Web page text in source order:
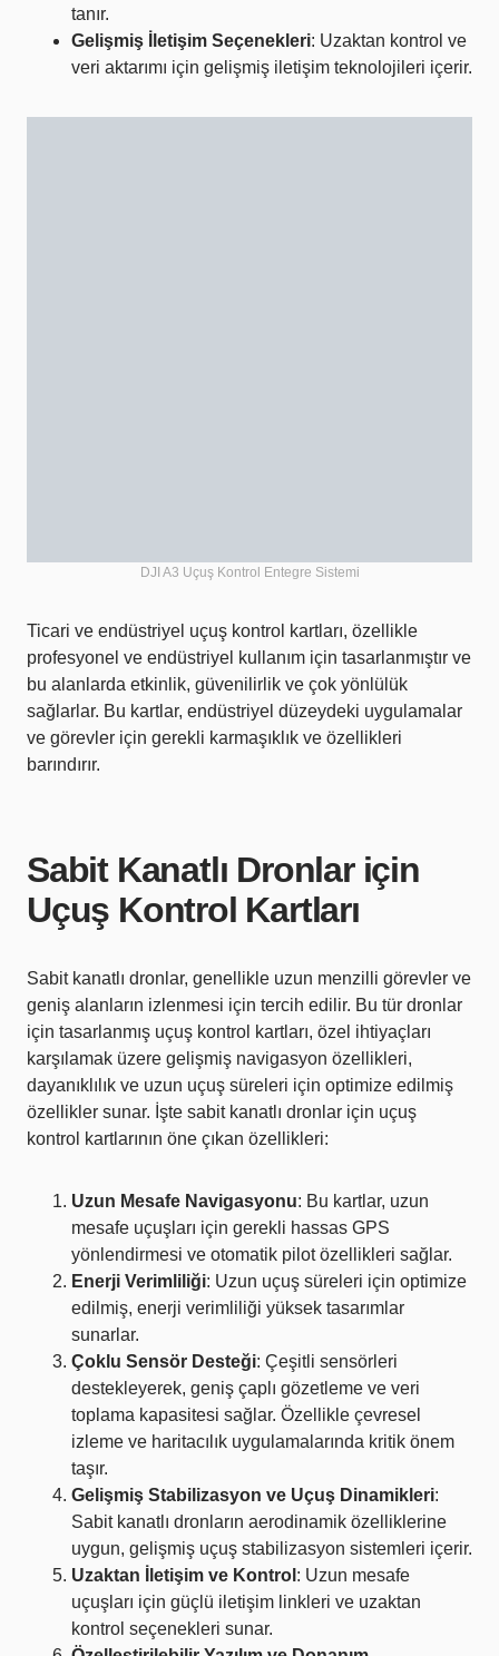
tanır.
Gelişmiş İletişim Seçenekleri: Uzaktan kontrol ve
veri aktarımı için gelişmiş iletişim teknolojileri içerir.
DJI A3 Uçuş Kontrol Entegre Sistemi
Ticari ve endüstriyel uçuş kontrol kartları, özellikle
profesyonel ve endüstriyel kullanım için tasarlanmıştır ve
bu alanlarda etkinlik, güvenilirlik ve çok yönlülük
sağlarlar. Bu kartlar, endüstriyel düzeydeki uygulamalar
ve görevler için gerekli karmaşıklık ve özellikleri
barındırır.
Sabit Kanatlı Dronlar için
Uçuş Kontrol Kartları
Sabit kanatlı dronlar, genellikle uzun menzilli görevler ve
geniş alanların izlenmesi için tercih edilir. Bu tür dronlar
için tasarlanmış uçuş kontrol kartları, özel ihtiyaçları
karşılamak üzere gelişmiş navigasyon özellikleri,
dayanıklılık ve uzun uçuş süreleri için optimize edilmiş
özellikler sunar. İşte sabit kanatlı dronlar için uçuş
kontrol kartlarının öne çıkan özellikleri:
Uzun Mesafe Navigasyonu: Bu kartlar, uzun
mesafe uçuşları için gerekli hassas GPS
yönlendirmesi ve otomatik pilot özellikleri sağlar.
Enerji Verimliliği: Uzun uçuş süreleri için optimize
edilmiş, enerji verimliliği yüksek tasarımlar
sunarlar.
Çoklu Sensör Desteği: Çeşitli sensörleri
destekleyerek, geniş çaplı gözetleme ve veri
toplama kapasitesi sağlar. Özellikle çevresel
izleme ve haritacılık uygulamalarında kritik önem
taşır.
Gelişmiş Stabilizasyon ve Uçuş Dinamikleri:
Sabit kanatlı dronların aerodinamik özelliklerine
uygun, gelişmiş uçuş stabilizasyon sistemleri içerir.
Uzaktan İletişim ve Kontrol : Uzun mesafe
uçuşları için güçlü iletişim linkleri ve uzaktan
kontrol seçenekleri sunar.